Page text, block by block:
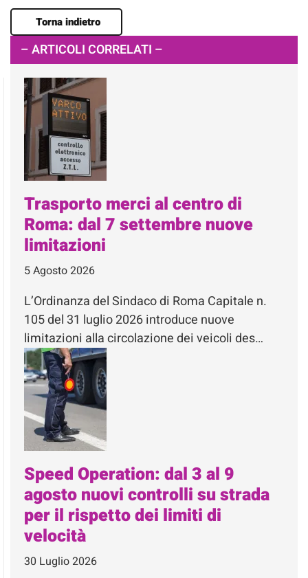
Torna indietro
– ARTICOLI CORRELATI –
Trasporto merci al centro di
Roma: dal 7 settembre nuove
limitazioni
5 Agosto 2026
L’Ordinanza del Sindaco di Roma Capitale n.
105 del 31 luglio 2026 introduce nuove
limitazioni alla circolazione dei veicoli des…
Speed Operation: dal 3 al 9
agosto nuovi controlli su strada
per il rispetto dei limiti di
velocità
30 Luglio 2026